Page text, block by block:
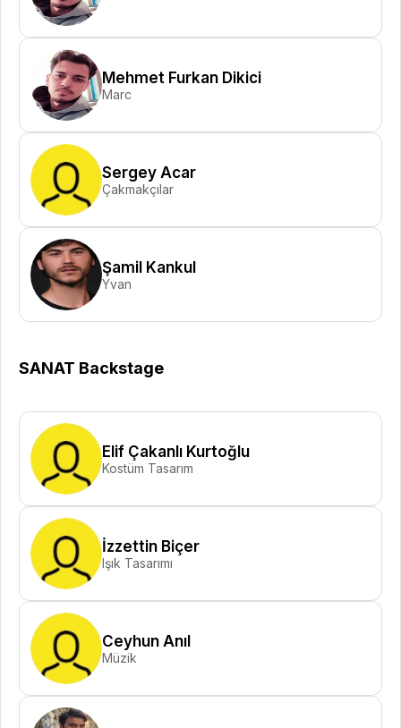
Mehmet Furkan Dikici
Marc
Sergey Acar
Çakmakçılar
Şamil Kankul
Yvan
SANAT Backstage
Elif Çakanlı Kurtoğlu
Kostüm Tasarım
İzzettin Biçer
Işık Tasarımı
Ceyhun Anıl
Müzik